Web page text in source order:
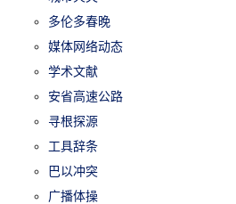
多伦多春晚
媒体网络动态
学术文献
安省高速公路
寻根探源
工具辞条
巴以冲突
广播体操